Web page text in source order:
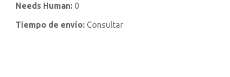
Needs Human: 0
Tiempo de envío: Consultar